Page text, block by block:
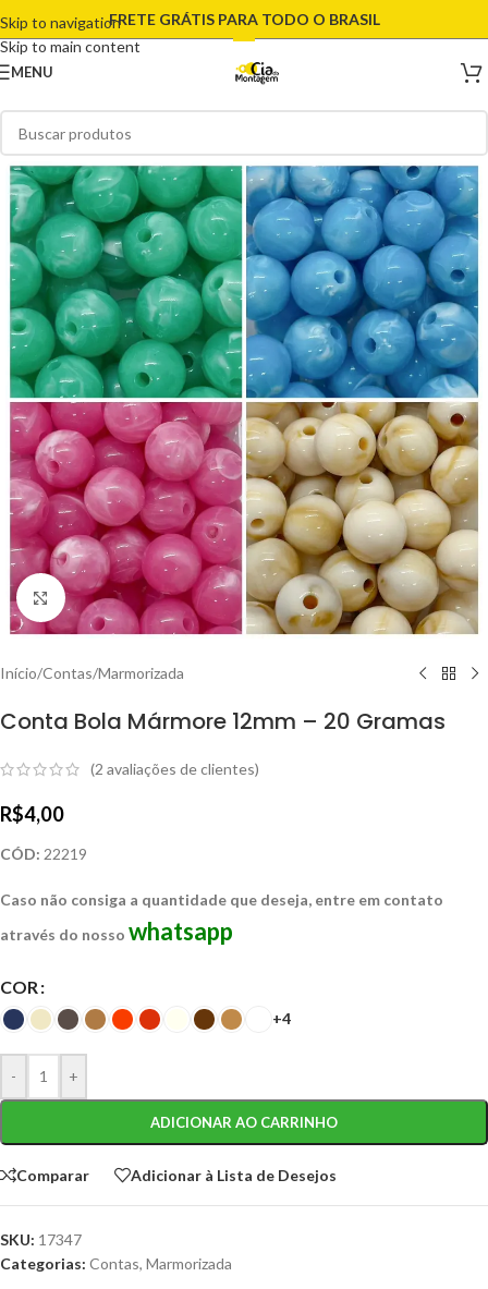
Skip to navigation
Skip to main content
FRETE GRÁTIS PARA TODO O BRASIL
MENU
Clique para ampliar
Início/Contas/Marmorizada
Conta Bola Mármore 12mm – 20 Gramas
(2 avaliações de clientes)
R$4,00
CÓD: 22219
Caso não consiga a quantidade que deseja, entre em contato
através do nosso whatsapp
COR
+4
- +
ADICIONAR AO CARRINHO
Comparar Adicionar à Lista de Desejos
SKU: 17347
Categorias: Contas, Marmorizada